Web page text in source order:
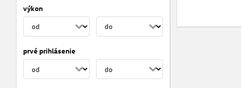
výkon
prvé prihlásenie